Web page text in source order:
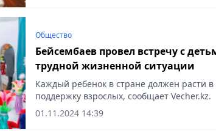
Общество
Бейсембаев провел встречу с
трудной жизненной ситуации
Каждый ребенок в стране должен расти в
поддержку взрослых, сообщает Vecher.kz.
01.11.2024 14:39